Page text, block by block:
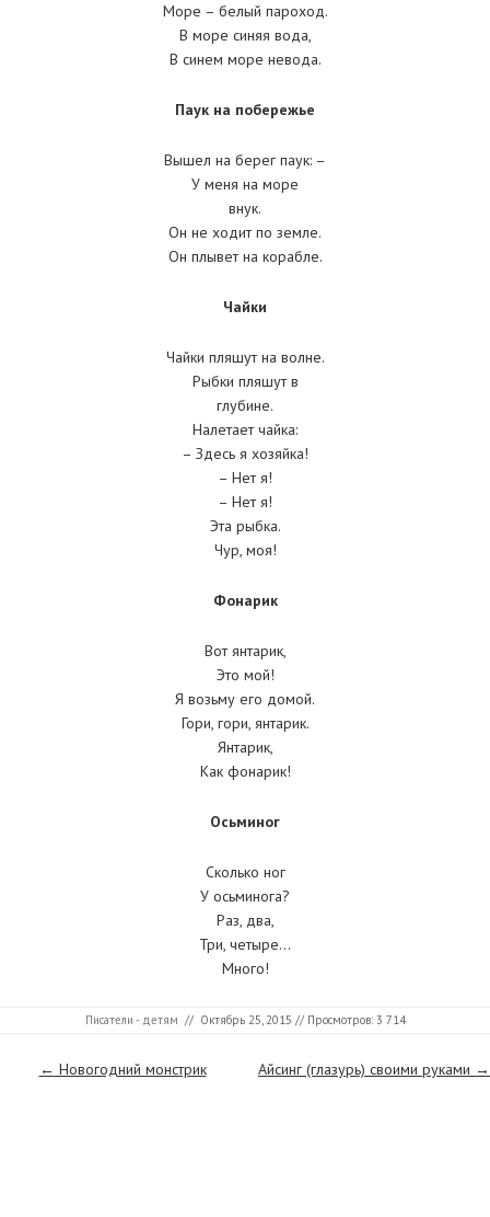
Море – белый пароход.
В море синяя вода,
В синем море невода.
Паук на побережье
Вышел на берег паук: –
У меня на море
внук.
Он не ходит по земле.
Он плывет на корабле.
Чайки
Чайки пляшут на волне.
Рыбки пляшут в
глубине.
Налетает чайка:
– Здесь я хозяйка!
– Нет я!
– Нет я!
Эта рыбка.
Чур, моя!
Фонарик
Вот янтарик,
Это мой!
Я возьму его домой.
Гори, гори, янтарик.
Янтарик,
Как фонарик!
Осьминог
Сколько ног
У осьминога?
Раз, два,
Три, четыре…
Много!
Писатели - детям // Октябрь 25, 2015 // Просмотров: 3 714
Страницы
← Новогодний монстрик Айсинг (глазурь) своими руками →